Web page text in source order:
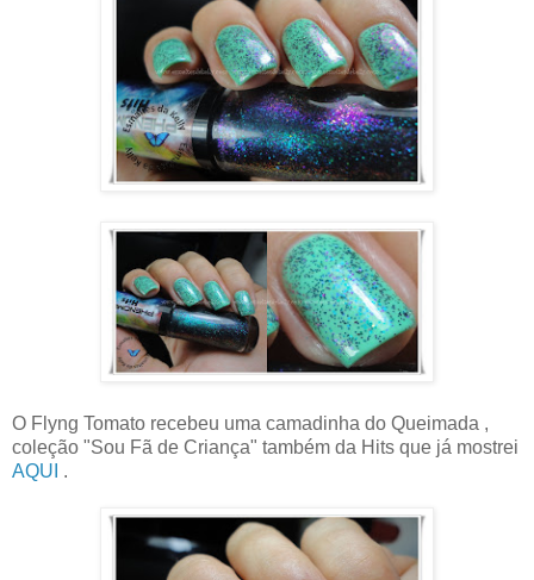
O Flyng Tomato recebeu uma camadinha do Queimada ,
coleção "Sou Fã de Criança" também da Hits que já mostrei
AQUI .